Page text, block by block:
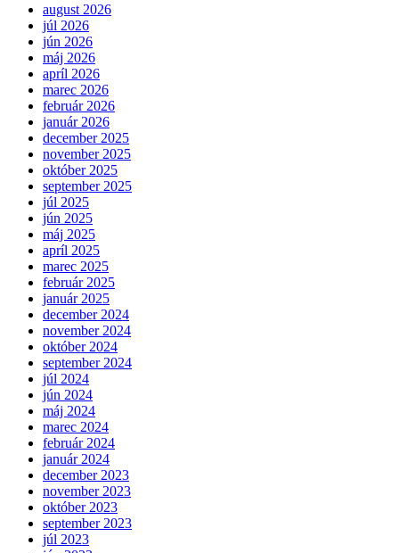
august 2026
júl 2026
jún 2026
máj 2026
apríl 2026
marec 2026
február 2026
január 2026
december 2025
november 2025
október 2025
september 2025
júl 2025
jún 2025
máj 2025
apríl 2025
marec 2025
február 2025
január 2025
december 2024
november 2024
október 2024
september 2024
júl 2024
jún 2024
máj 2024
marec 2024
február 2024
január 2024
december 2023
november 2023
október 2023
september 2023
júl 2023